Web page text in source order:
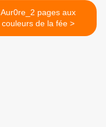
Aur0re_2 pages aux
couleurs de la fée >